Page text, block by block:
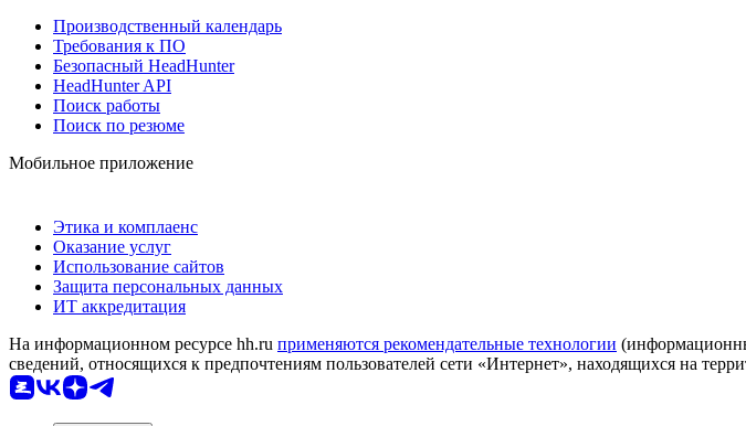
Производственный календарь
Требования к ПО
Безопасный HeadHunter
HeadHunter API
Поиск работы
Поиск по резюме
Мобильное приложение
Этика и комплаенс
Оказание услуг
Использование сайтов
Защита персональных данных
ИТ аккредитация
На информационном ресурсе hh.ru применяются рекомендательные технологии
сведений, относящихся к предпочтениям пользователей сети «Интернет», находящихся на